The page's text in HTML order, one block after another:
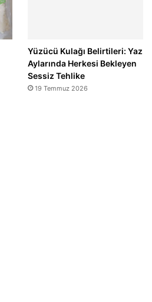
Yüzücü Kulağı Belirtileri: Yaz
Aylarında Herkesi Bekleyen
Sessiz Tehlike
19 Temmuz 2026